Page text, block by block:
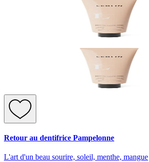
Retour au dentifrice Pampelonne
L'art d'un beau sourire, soleil, menthe, mangue